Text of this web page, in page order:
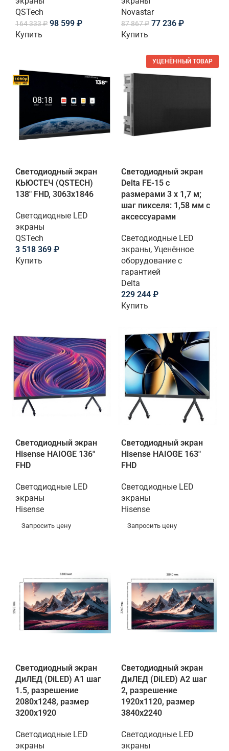
QSTech
164 333₽ 98 599 ₽
Купить
Novastar
87 867₽ 77 236 ₽
Купить
Светодиодный экран
КЬЮСТЕЧ (QSTECH)
138" FHD, 3063х1846
Светодиодные LED
экраны
QSTech
3 518 369 ₽
Купить
УЦЕНЁННЫЙ ТОВАР
Светодиодный экран
Delta FE-15 с
размерами 3 х 1,7 м;
шаг пикселя: 1,58 мм с
аксессуарами
Светодиодные LED
экраны, Уценённое
оборудование с
гарантией
Delta
229 244 ₽
Купить
Светодиодный экран
Hisense HAIOGE 136"
FHD
Светодиодные LED
экраны
Hisense
Запросить цену
Светодиодный экран
Hisense HAIOGE 163"
FHD
Светодиодные LED
экраны
Hisense
Запросить цену
Светодиодный экран
ДиЛЕД (DiLED) A1 шаг
1.5, разрешение
2080х1248, размер
3200х1920
Светодиодные LED
экраны
Светодиодный экран
ДиЛЕД (DiLED) A2 шаг
2, разрешение
1920х1120, размер
3840х2240
Светодиодные LED
экраны